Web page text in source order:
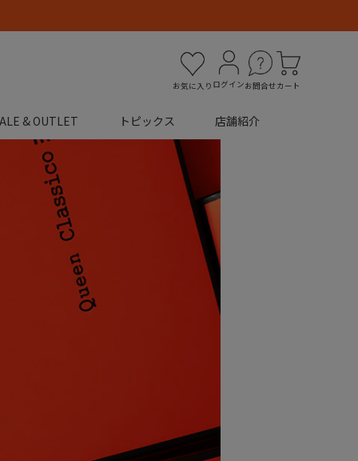
お気に入り ログインお問合せカート
& OUTLET トピックス 店舗紹介